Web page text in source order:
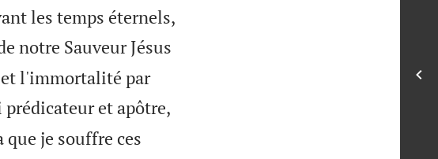
les temps éternels,
notre Sauveur Jésus
l'immortalité par
et apôtre,
que je souffre ces